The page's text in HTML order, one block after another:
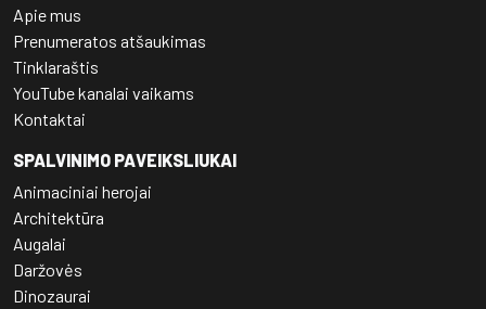
Apie mus
Prenumeratos atšaukimas
Tinklaraštis
YouTube kanalai vaikams
Kontaktai
SPALVINIMO PAVEIKSLIUKAI
Animaciniai herojai
Architektūra
Augalai
Daržovės
Dinozaurai